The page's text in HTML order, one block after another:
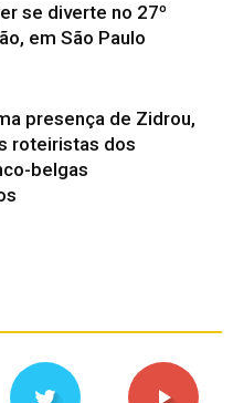
se diverte no 27º
em São Paulo
presença de Zidrou,
roteiristas dos
belgas